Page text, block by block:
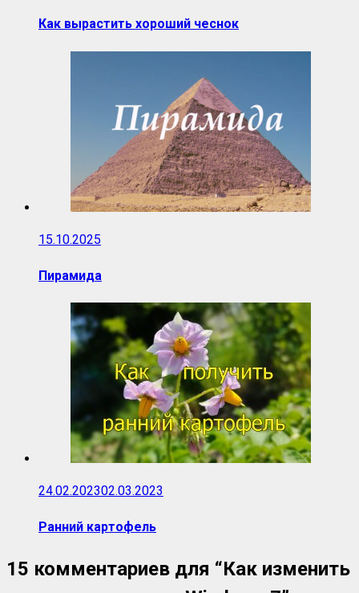
Как вырастить хороший чеснок
15.10.2025
Пирамида
24.02.202302.03.2023
Ранний картофель
15 комментариев для “Как изменить